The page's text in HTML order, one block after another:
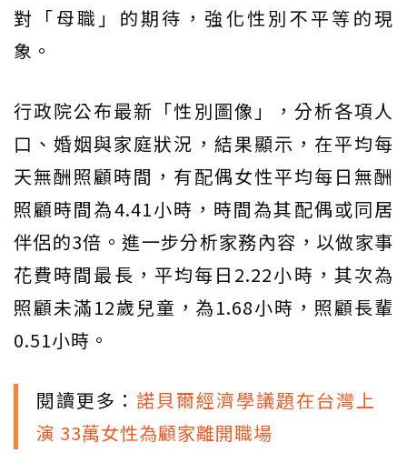
對「母職」的期待，強化性別不平等的現
象。
行政院公布最新「性別圖像」，分析各項人
口、婚姻與家庭狀況，結果顯示，在平均每
天無酬照顧時間，有配偶女性平均每日無酬
照顧時間為4.41小時，時間為其配偶或同居
伴侶的3倍。進一步分析家務內容，以做家事
花費時間最長，平均每日2.22小時，其次為
照顧未滿12歲兒童，為1.68小時，照顧長輩
0.51小時。
閱讀更多： 諾貝爾經濟學議題在台灣上
演 33萬女性為顧家離開職場